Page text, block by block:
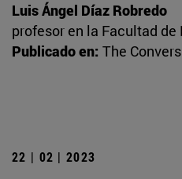
Luis Ángel Díaz Robredo
profesor en la Facultad
Publicado en: The
22 | 02 | 2023